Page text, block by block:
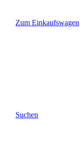
Zum Einkaufswagen
Suchen